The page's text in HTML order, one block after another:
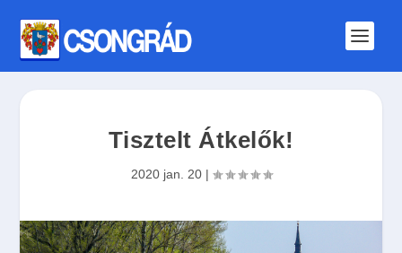
Tisztelt Átkelők!
2020 jan. 20|